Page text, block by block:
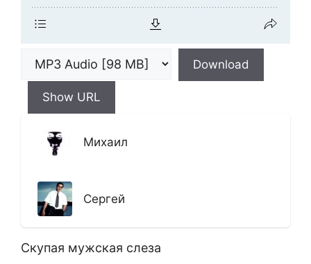
Download
Show URL
Михаил
Сергей
Скупая мужская слеза